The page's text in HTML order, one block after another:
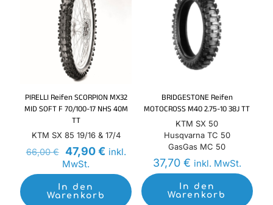
PIRELLI Reifen SCORPION MX32
MID SOFT F 70/100-17 NHS 40M
TT
KTM SX 85 19/16 & 17/4
66,00€
Ursprünglicher
Preis
war:
66,00 €
47,90€Aktueller
ist:
47,90 €.
inkl.
MwSt.
In den
Warenkorb
BRIDGESTONE Reifen
MOTOCROSS M40 2.75-10 38J TT
KTM SX 50
Husqvarna TC 50
GasGas MC 50
37,70 € inkl. MwSt.
In den
Warenkorb